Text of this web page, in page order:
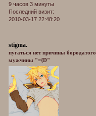
9 часов 3 минуты
Последний визит:
2010-03-17 22:48:20
stigma.
пугаться нет причины бородатого
мужчины "={D"